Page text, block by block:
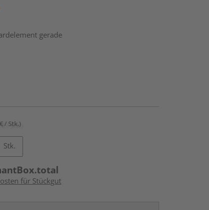
gerade
/ Stk.)
Stk.
für Stückgut